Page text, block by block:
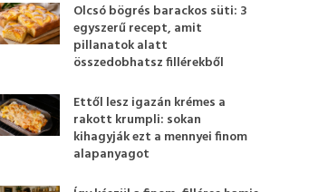
Olcsó bögrés barackos süti: 3
egyszerű recept, amit
pillanatok alatt
összedobhatsz fillérekből
Ettől lesz igazán krémes a
rakott krumpli: sokan
kihagyják ezt a mennyei finom
alapanyagot